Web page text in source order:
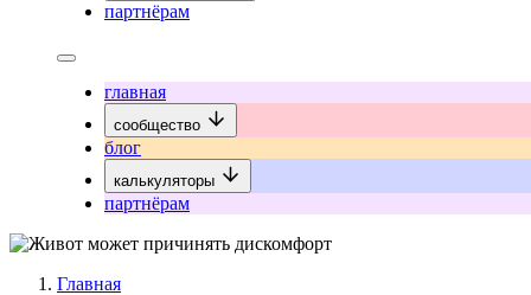
партнёрам
главная
сообщество
блог
калькуляторы
партнёрам
Главная